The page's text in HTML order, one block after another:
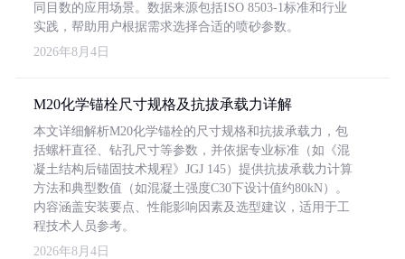
同目数的应用场景。数据来源包括ISO 8503-1标准和行业
实践，帮助用户根据需求选择合适的喷砂参数。
2026年8月4日
M20化学锚栓尺寸规格及抗拔承载力详解
本文详细解析M20化学锚栓的尺寸规格和抗拔承载力，包
括螺杆直径、钻孔尺寸等参数，并依据专业标准（如《混
凝土结构后锚固技术规程》JGJ 145）提供抗拔承载力计算
方法和典型数值（如混凝土强度C30下设计值约80kN）。
内容涵盖安装要点、性能影响因素及选型建议，适用于工
程技术人员参考。
2026年8月4日